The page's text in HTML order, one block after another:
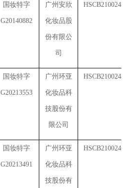
国妆特字
G20140882
广州安欣
化妆品股
份有限公
司
国妆特字
G20213553
广州环亚
化妆品科
技股份有
限公司
国妆特字
G20213491
广州环亚
化妆品科
技股份有